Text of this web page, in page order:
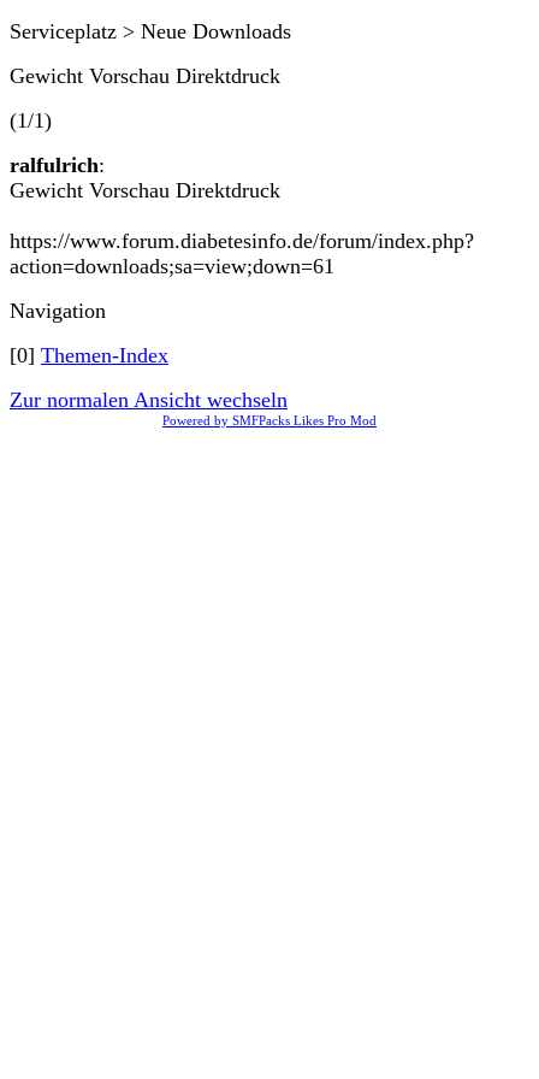
Serviceplatz > Neue Downloads
Gewicht Vorschau Direktdruck
(1/1)
ralfulrich:
Gewicht Vorschau Direktdruck
https://www.forum.diabetesinfo.de/forum/index.php?
action=downloads;sa=view;down=61
Navigation
[0] Themen-Index
Zur normalen Ansicht wechseln
Powered by SMFPacks Likes Pro Mod